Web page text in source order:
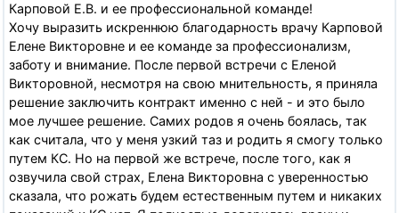
Карповой Е.В. и ее профессиональной команде!
Хочу выразить искреннюю благодарность врачу Карповой
Елене Викторовне и ее команде за профессионализм,
заботу и внимание. После первой встречи с Еленой
Викторовной, несмотря на свою мнительность, я приняла
решение заключить контракт именно с ней - и это было
мое лучшее решение. Самих родов я очень боялась, так
как считала, что у меня узкий таз и родить я смогу только
путем КС. Но на первой же встрече, после того, как я
озвучила свой страх, Елена Викторовна с уверенностью
сказала, что рожать будем естественным путем и никаких